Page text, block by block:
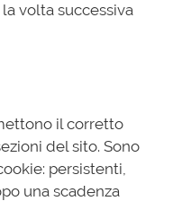
volta successiva
il corretto
del sito. Sono
persistenti,
una scadenza